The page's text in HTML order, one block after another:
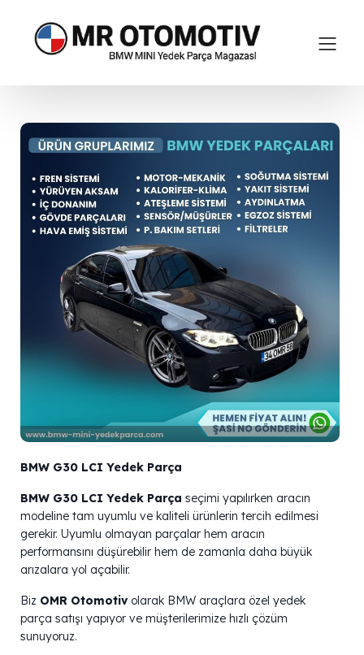
BMW G30 LCI Yedek Parça
BMW G30 LCI Yedek Parça seçimi yapılırken aracın
modeline tam uyumlu ve kaliteli ürünlerin tercih edilmesi
gerekir. Uyumlu olmayan parçalar hem aracın
performansını düşürebilir hem de zamanla daha büyük
arızalara yol açabilir.
Biz OMR Otomotivolarak BMW araçlara özel yedek
parça satışı yapıyor ve müşterilerimize hızlı çözüm
sunuyoruz.